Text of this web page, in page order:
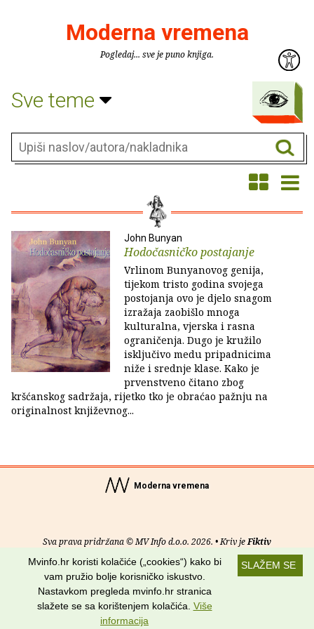
Moderna vremena
Pogledaj... sve je puno knjiga.
Sve teme
John Bunyan
Hodočasničko postajanje
Vrlinom Bunyanovog genija,
tijekom tristo godina svojega
postojanja ovo je djelo snagom
izražaja zaobišlo mnoga
kulturalna, vjerska i rasna
ograničenja. Dugo je kružilo
isključivo medu pripadnicima
niže i srednje klase. Kako je
prvenstveno čitano zbog
kršćanskog sadržaja, rijetko tko je obraćao pažnju na
originalnost književnog...
Moderna vremena
Sva prava pridržana © MV Info d.o.o. 2026. • Kriv jeFiktiv
Uvjeti korištenja RSS kanali
Potraži nas na:
SLAŽEM SE
Mvinfo.hr koristi kolačiće („cookies“) kako bi
vam pružio bolje korisničko iskustvo.
Nastavkom pregleda mvinfo.hr stranica
slažete se sa korištenjem kolačića. Više
informacija